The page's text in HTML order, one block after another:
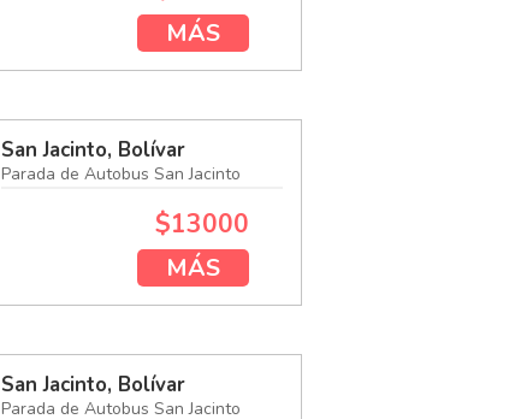
MÁS
San Jacinto, Bolívar
Parada de Autobus San Jacinto
$13000
MÁS
San Jacinto, Bolívar
Parada de Autobus San Jacinto